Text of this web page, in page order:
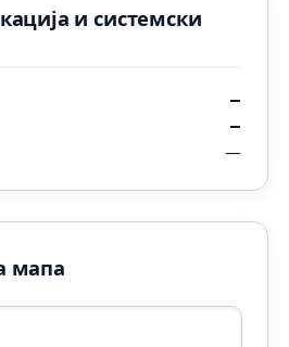
и системски
—
—
—
мапа